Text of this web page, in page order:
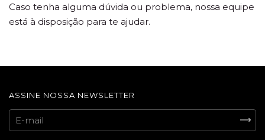
Caso tenha alguma dúvida ou problema, nossa equipe
está à disposição para te ajudar.
ASSINE NOSSA NEWSLETTER